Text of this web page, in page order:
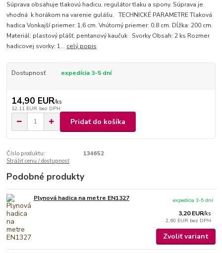
Súprava obsahuje tlakovú hadicu, regulátor tlaku a spony. Súprava je
vhodná k horákom na varenie gulášu. TECHNICKÉ PARAMETRE Tlaková
hadica Vonkajší priemer: 1,6 cm. Vnútorný priemer: 0,8 cm. Dĺžka: 200 cm.
Materiál: plastový plášť, pentanový kaučuk Svorky Obsah: 2 ks Rozmer
hadicovej svorky: 1... celý popis
Dostupnosť expedícia 3-5 dní
14,90 EUR/ks
12,11 EUR bez DPH
Pridať do košíka
Číslo produktu:
134652
Strážiť cenu / dostupnosť
Podobné produkty
Plynová hadica na metre EN1327
3,20 EUR/ks
2,60 EUR bez DPH
expedícia 3-5 dní
Zvoliť variant